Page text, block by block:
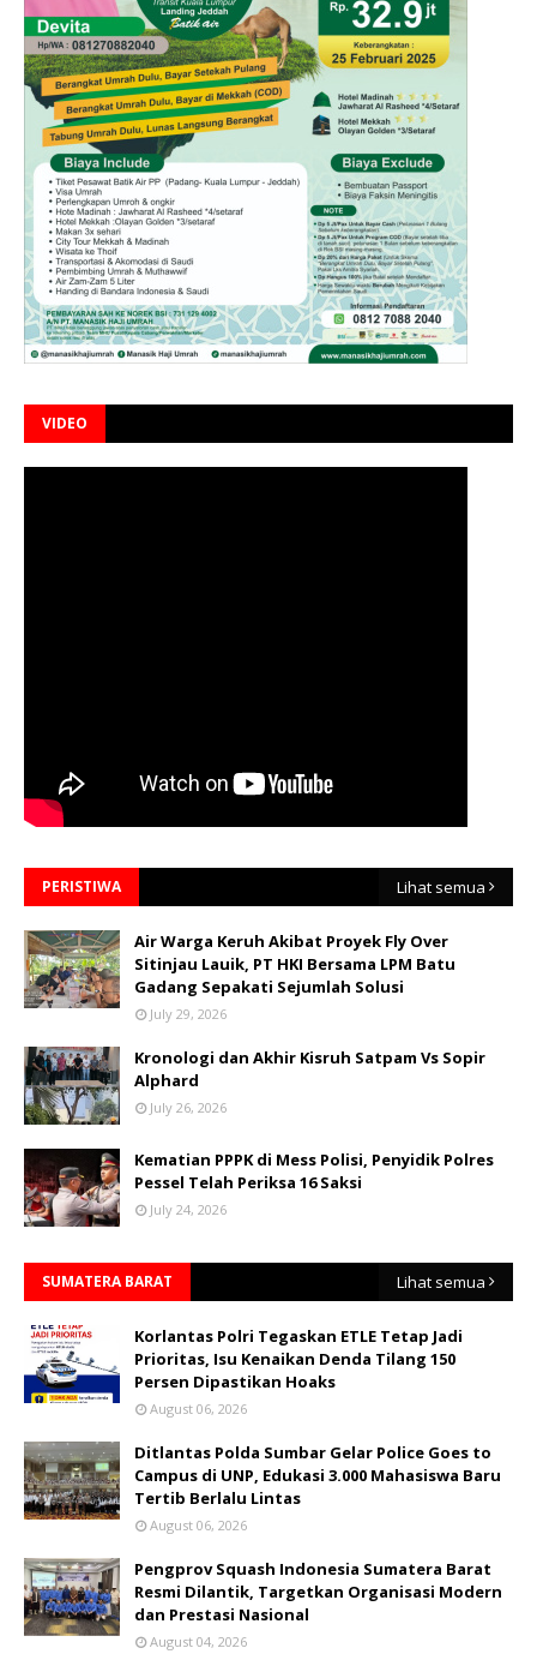
VIDEO
PERISTIWA Lihat semua
Air Warga Keruh Akibat Proyek Fly Over
Sitinjau Lauik, PT HKI Bersama LPM Batu
Gadang Sepakati Sejumlah Solusi
July 29, 2026
Kronologi dan Akhir Kisruh Satpam Vs Sopir
Alphard
July 26, 2026
Kematian PPPK di Mess Polisi, Penyidik Polres
Pessel Telah Periksa 16 Saksi
July 24, 2026
SUMATERA BARAT Lihat semua
Korlantas Polri Tegaskan ETLE Tetap Jadi
Prioritas, Isu Kenaikan Denda Tilang 150
Persen Dipastikan Hoaks
August 06, 2026
Ditlantas Polda Sumbar Gelar Police Goes to
Campus di UNP, Edukasi 3.000 Mahasiswa Baru
Tertib Berlalu Lintas
August 06, 2026
Pengprov Squash Indonesia Sumatera Barat
Resmi Dilantik, Targetkan Organisasi Modern
dan Prestasi Nasional
August 04, 2026